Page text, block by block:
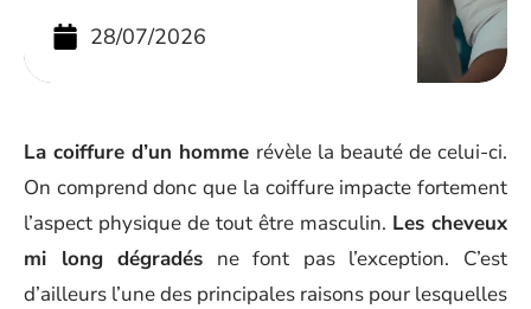
28/07/2026
La coiffure d’un homme révèle la beauté de celui-ci.
On comprend donc que la coiffure impacte fortement
l’aspect physique de tout être masculin. Les cheveux
mi long dégradés ne font pas l’exception. C’est
d’ailleurs l’une des principales raisons pour lesquelles